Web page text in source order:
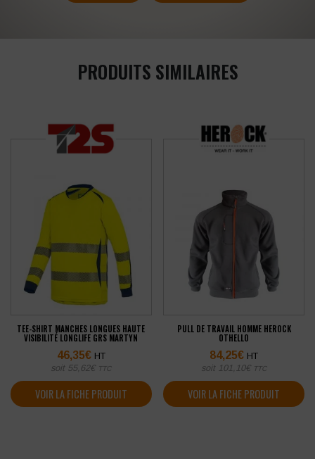
PRODUITS SIMILAIRES
TEE-SHIRT MANCHES LONGUES HAUTE
VISIBILITÉ LONGLIFE GRS MARTYN
46,35€ HT
soit 55,62€ TTC
VOIR LA FICHE PRODUIT
PULL DE TRAVAIL HOMME HEROCK
OTHELLO
84,25€ HT
soit 101,10€ TTC
VOIR LA FICHE PRODUIT